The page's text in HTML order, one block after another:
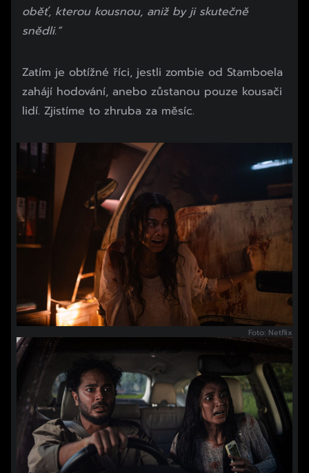
oběť, kterou kousnou, aniž by ji skutečně
snědli.”
Zatím je obtížné říci, jestli zombie od Stamboela
zahájí hodování, anebo zůstanou pouze kousači
lidí. Zjistíme to zhruba za měsíc.
Foto: Netflix